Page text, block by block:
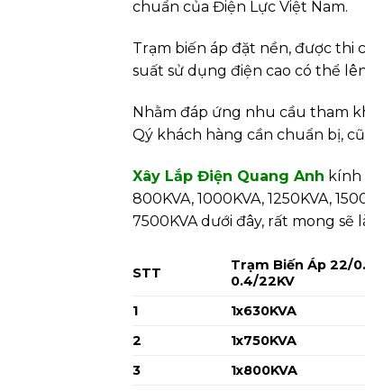
chuẩn của Điện Lực Việt Nam.
Trạm biến áp đặt nền, được thi
suất sử dụng điện cao có thể
Nhằm đáp ứng nhu cầu tham
Qý khách hàng cần chuẩn bị,
Xây Lắp Điện Quang Anh kính
800KVA, 1000KVA, 1250KVA,
7500KVA dưới đây, rất mong sẽ
STT
Trạm Biến Áp 22/
0.4/22KV
1 1x630KVA
2
1x750KVA
3
1x800KVA